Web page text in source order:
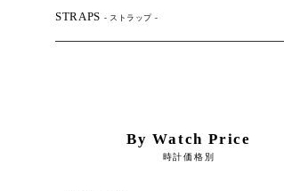
STRAPS - ストラップ -
By Watch Price
時計価格別